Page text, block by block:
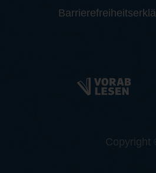
Copyright